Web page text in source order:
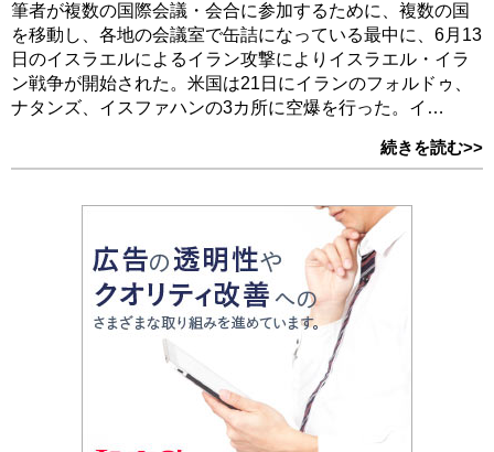
筆者が複数の国際会議・会合に参加するために、複数の国
を移動し、各地の会議室で缶詰になっている最中に、6月13
日のイスラエルによるイラン攻撃によりイスラエル・イラ
ン戦争が開始された。米国は21日にイランのフォルドゥ、
ナタンズ、イスファハンの3カ所に空爆を行った。イ…
続きを読む>>